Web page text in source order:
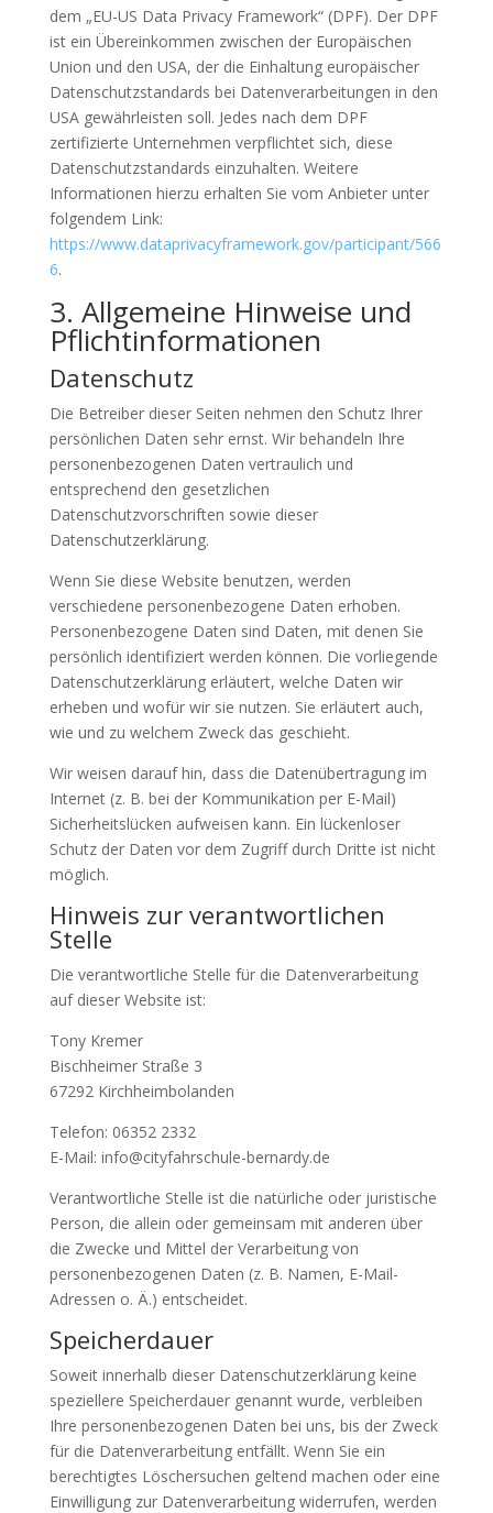
dem „EU-US Data Privacy Framework“ (DPF). Der DPF
ist ein Übereinkommen zwischen der Europäischen
Union und den USA, der die Einhaltung europäischer
Datenschutzstandards bei Datenverarbeitungen in den
USA gewährleisten soll. Jedes nach dem DPF
zertifizierte Unternehmen verpflichtet sich, diese
Datenschutzstandards einzuhalten. Weitere
Informationen hierzu erhalten Sie vom Anbieter unter
folgendem Link:
https://www.dataprivacyframework.gov/participant/566
6.
3. Allgemeine Hinweise und
Pflicht­informationen
Datenschutz
Die Betreiber dieser Seiten nehmen den Schutz Ihrer
persönlichen Daten sehr ernst. Wir behandeln Ihre
personenbezogenen Daten vertraulich und
entsprechend den gesetzlichen
Datenschutzvorschriften sowie dieser
Datenschutzerklärung.
Wenn Sie diese Website benutzen, werden
verschiedene personenbezogene Daten erhoben.
Personenbezogene Daten sind Daten, mit denen Sie
persönlich identifiziert werden können. Die vorliegende
Datenschutzerklärung erläutert, welche Daten wir
erheben und wofür wir sie nutzen. Sie erläutert auch,
wie und zu welchem Zweck das geschieht.
Wir weisen darauf hin, dass die Datenübertragung im
Internet (z. B. bei der Kommunikation per E-Mail)
Sicherheitslücken aufweisen kann. Ein lückenloser
Schutz der Daten vor dem Zugriff durch Dritte ist nicht
möglich.
Hinweis zur verantwortlichen
Stelle
Die verantwortliche Stelle für die Datenverarbeitung
auf dieser Website ist:
Tony Kremer
Bischheimer Straße 3
67292 Kirchheimbolanden
Telefon: 06352 2332
E-Mail: info@cityfahrschule-bernardy.de
Verantwortliche Stelle ist die natürliche oder juristische
Person, die allein oder gemeinsam mit anderen über
die Zwecke und Mittel der Verarbeitung von
personenbezogenen Daten (z. B. Namen, E-Mail-
Adressen o. Ä.) entscheidet.
Speicherdauer
Soweit innerhalb dieser Datenschutzerklärung keine
speziellere Speicherdauer genannt wurde, verbleiben
Ihre personenbezogenen Daten bei uns, bis der Zweck
für die Datenverarbeitung entfällt. Wenn Sie ein
berechtigtes Löschersuchen geltend machen oder eine
Einwilligung zur Datenverarbeitung widerrufen, werden